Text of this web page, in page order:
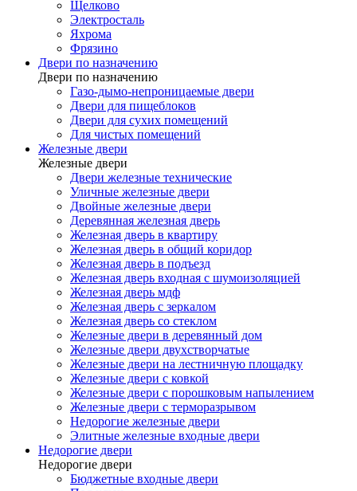
Щелково
Электросталь
Яхрома
Фрязино
Двери по назначению
Двери по назначению
Газо-дымо-непроницаемые двери
Двери для пищеблоков
Двери для сухих помещений
Для чистых помещений
Железные двери
Железные двери
Двери железные технические
Уличные железные двери
Двойные железные двери
Деревянная железная дверь
Железная дверь в квартиру
Железная дверь в общий коридор
Железная дверь в подъезд
Железная дверь входная с шумоизоляцией
Железная дверь мдф
Железная дверь с зеркалом
Железная дверь со стеклом
Железные двери в деревянный дом
Железные двери двухстворчатые
Железные двери на лестничную площадку
Железные двери с ковкой
Железные двери с порошковым напылением
Железные двери с терморазрывом
Недорогие железные двери
Элитные железные входные двери
Недорогие двери
Недорогие двери
Бюджетные входные двери